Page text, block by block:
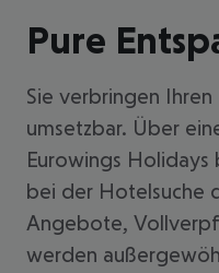
Pure
Sie verbringen
umsetzbar. Über
Eurowings Holidays
bei der Hotelsuche
Angebote,
werden